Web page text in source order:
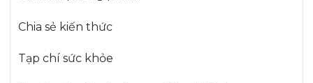
Chia sẻ kiến thức
Tạp chí sức khỏe